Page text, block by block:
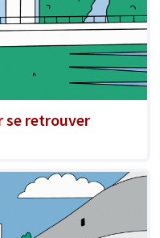
se retrouver